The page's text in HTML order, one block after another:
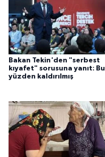
Bakan Tekin'den "serbest
kıyafet" sorusuna yanıt: Bu
yüzden kaldırılmış